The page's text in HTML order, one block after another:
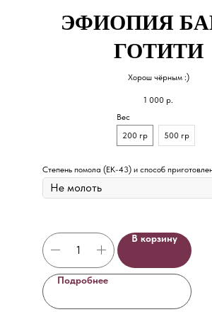
ЭФИОПИЯ
ГОТИТИ
Хорош чёрным :)
1 000 р.
Вес
200 гр
500 гр
Степень помола (EK-43) и способ
В корзину
Подробнее